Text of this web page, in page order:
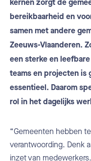
kernen zorgt de
bereikbaarheid en
samen met andere
Zeeuws-Vlaanderen.
een sterke en
teams en projecten is
essentieel. Daarom
rol in het dagelijks
“Gemeenten hebben
verantwoording. Denk
inzet van